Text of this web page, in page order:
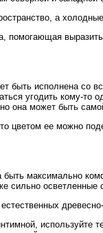
а
помогающая
быть исполнена со
угодить кому-то
она может быть
цветом ее можно
быть максимально
сильно
используйте